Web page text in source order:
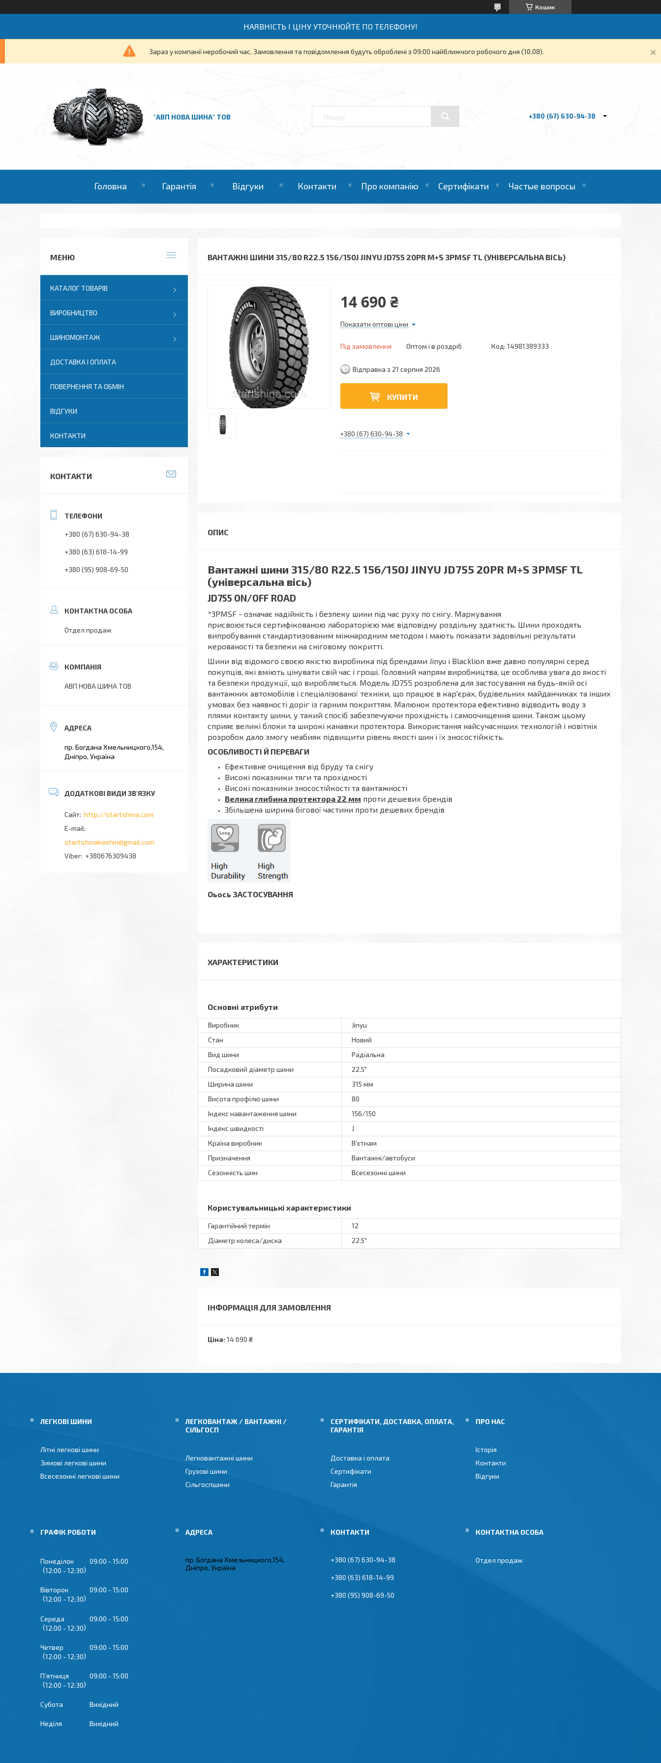
Кошик
НАЯВНІСТЬ І ЦІНУ УТОЧНЮЙТЕ ПО ТЕЛЕФОНУ!
Зараз у компанії неробочий час. Замовлення та повідомлення будуть оброблені з 09:00 найближчого робочого дня (10.08).
"АВП НОВА ШИНА" ТОВ +380 (67) 630-94-38
Головна Гарантія Відгуки Контакти Про компанію Сертифікати Частые вопросы
ВАНТАЖНІ ШИНИ 315/80 R22.5 156/150J JINYU JD755 20PR M+S 3PMSF TL (УНІВЕРСАЛЬНА ВІСЬ)
14 690 ₴
Показати оптові ціни
Під замовлення Оптом і в роздріб Код: 14981389333
Відправка з 21 серпня 2026
КУПИТИ
+380 (67) 630-94-38
Вантажні шини 315/80 R22.5 156/150J JINYU JD755 20PR M+S 3PMSF TL
(універсальна вісь)
JD755 ON/OFF ROAD
*3PMSF - означає надійність і безпеку шини під час руху по снігу. Маркування
присвоюється сертифікованою лабораторією має відповідну роздільну здатність. Шини проходять
випробування стандартизованим міжнародним методом і мають показати задовільні результати
керованості та безпеки на сніговому покритті.
Шини від відомого своєю якістю виробника під брендами Jinyu і Blacklion вже давно популярні серед
покупців, які вміють цінувати свій час і гроші. Головний напрям виробництва, це особлива увага до якості
та безпеки продукції, що виробляється. Модель JD755 розроблена для застосування на будь-якій осі
вантажних автомобілів і спеціалізованої техніки, що працює в кар'єрах, будівельних майданчиках та інших
умовах без наявності доріг із гарним покриттям. Малюнок протектора ефективно відводить воду з
плями контакту шини, у такий спосіб забезпечуючи прохідність і самоочищення шини. Також цьому
сприяє великі блоки та широкі канавки протектора. Використання найсучасніших технологій і новітніх
розробок дало змогу неабияк підвищити рівень якості шин і їх зносостійкість.
ОСОБЛИВОСТІ Й ПЕРЕВАГИ
Ефективне очищення від бруду та снігу
Високі показники тяги та прохідності
Високі показники зносостійкості та вантажності
Велика глибина протектора 22 мм проти дешевих брендів
Збільшена ширина бігової частини проти дешевих брендів
Оьось ЗАСТОСУВАННЯ
ХАРАКТЕРИСТИКИ
Основні атрибути
Виробник
Jinyu
Стан
Новий
Вид шини
Радіальна
Посадковий діаметр шини
22.5"
Ширина шини
315 мм
Висота профілю шини
80
Індекс навантаження шини
156/150
Індекс швидкості
J
Країна виробник
В'єтнам
Призначення
Вантажні/автобуси
Сезонність шин
Всесезонні шини
Користувальницькі характеристики
Гарантійний термін
12
Діаметр колеса/диска
22.5"
ІНФОРМАЦІЯ ДЛЯ ЗАМОВЛЕННЯ
Ціна: 14 690 ₴
КАТАЛОГ ТОВАРІВ
ВИРОБНИЦТВО
ШИНОМОНТАЖ
ДОСТАВКА І ОПЛАТА
ПОВЕРНЕННЯ ТА ОБМІН
ВІДГУКИ
КОНТАКТИ
КОНТАКТИ
+380 (67) 630-94-38
+380 (63) 618-14-99
+380 (95) 908-69-50
Отдел продаж
АВП НОВА ШИНА ТОВ
пр. Богдана Хмельницкого,154,
Дніпро, Україна
http://startshina.com
startshinakashin@gmail.com
+380676309438
ЛЕГКОВІ ШИНИ
Літні легкові шини
Зимові легкові шини
Всесезонні легкові шини
ЛЕГКОВАНТАЖ / ВАНТАЖНІ /
СІЛЬГОСП
Легковантажні шини
Грузові шини
Сільгоспшини
СЕРТИФІКАТИ, ДОСТАВКА, ОПЛАТА,
ГАРАНТІЯ
Доставка і оплата
Сертифікати
Гарантія
ПРО НАС
Історія
Контакти
Відгуки
ГРАФІК РОБОТИ
Понеділок 09:00
15:00
12:00
12:30
Вівторок 09:00
15:00
12:00
12:30
Середа 09:00
15:00
12:00
12:30
Четвер 09:00
15:00
12:00
12:30
Пʼятниця 09:00
15:00
12:00
12:30
Субота Вихідний
Неділя Вихідний
пр. Богдана Хмельницкого,154,
Дніпро, Україна
+380 (67) 630-94-38
+380 (63) 618-14-99
+380 (95) 908-69-50
Отдел продаж